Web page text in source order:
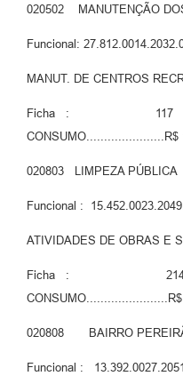
Ouvidoria Municipal
PPA
Nota Fiscal Eletrônica
e-SIC
020502 MANUTENÇÃO
Funcional:
MANUT. DE CENTROS
Ficha : 117 –
CONSUMO......................R$
020803 LIMPEZA PÚBLICA
Funcional :
ATIVIDADES DE OBRAS E
Ficha : 214 –
020808 BAIRRO
Funcional :